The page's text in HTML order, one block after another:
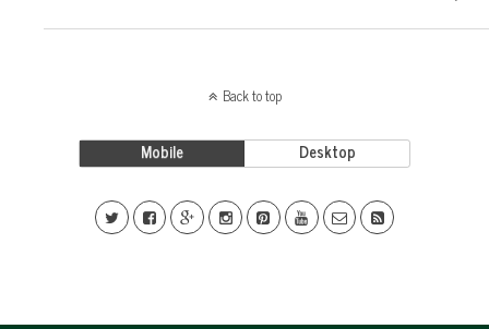
Back to top
Mobile Desktop